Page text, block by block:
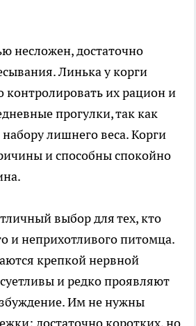
несложен, достаточно
Линька у корги
контролировать их рацион и
прогулки, так как
лишнего веса. Корги
и способны спокойно
выбор для тех, кто
и неприхотливого питомца.
крепкой нервной
и редко проявляют
Им не нужны